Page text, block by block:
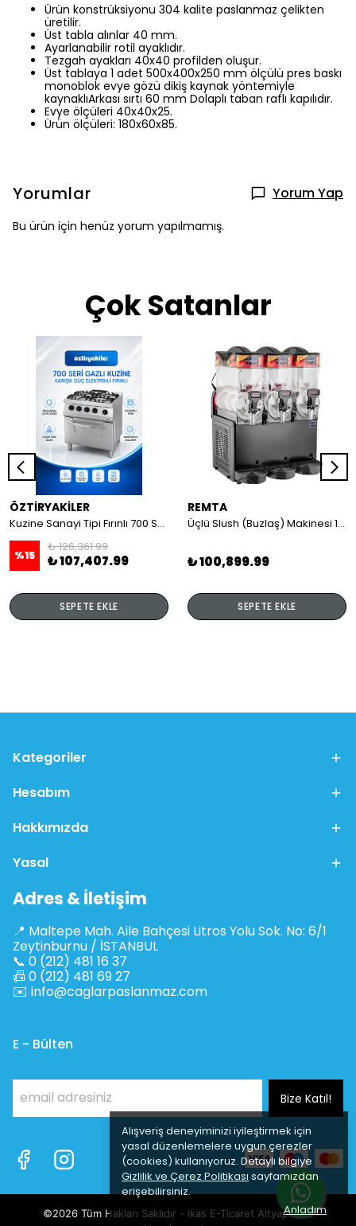
Alışveriş deneyiminizi iyileştirmek için
yasal düzenlemelere uygun çerezler
(cookies) kullanıyoruz. Detaylı bilgiye
Gizlilik ve Çerez Politikası sayfamızdan
erişebilirsiniz.
Anladım
Ürün konstrüksiyonu 304 kalite paslanmaz çelikten
üretilir.
Üst tabla alınlar 40 mm.
Ayarlanabilir rotil ayaklıdır.
Tezgah ayakları 40x40 profilden oluşur.
Üst tablaya 1 adet 500x400x250 mm ölçülü pres baskı
monoblok evye gözü dikiş kaynak yöntemiyle
kaynaklıArkası sırtı 60 mm Dolaplı taban raflı kapılıdır.
Evye ölçüleri 40x40x25.
Ürün ölçüleri: 180x60x85.
Yorumlar Yorum Yap
Bu ürün için henüz yorum yapılmamış.
Çok Satanlar
ÖZTİRYAKİLER
Kuzine Sanayi Tipi Fırınlı 700 Seri Gazlı 4 Açık Ateş 80x70x85 (Lp)-2X6Kw+2X7,5Kw+6Kw Elektrikli Fırın
%15
₺ 126,361.99
₺ 107,407.99
SEPETE EKLE
REMTA
Üçlü Slush (Buzlaş) Makinesi 12+12+12 lt
₺ 100,899.99
SEPETE EKLE
Kategoriler
Hesabım
Hakkımızda
Yasal
Adres & İletişim
📍 Maltepe Mah. Aile Bahçesi Litros Yolu Sok. No: 6/1
Zeytinburnu / İSTANBUL
📞 0 (212) 481 16 37
📠 0 (212) 481 69 27
✉️ info@caglarpaslanmaz.com
E - Bülten
Bize Katıl!
©2026 Tüm Hakları Saklıdır - ikas E-Ticaret Altyapısı ile